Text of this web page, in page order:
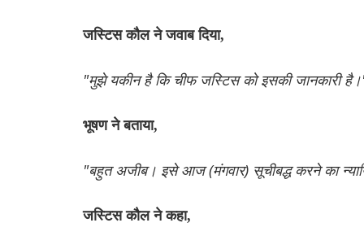
जस्टिस कौल ने जवाब दिया,
"मुझे यकीन है कि चीफ जस्टिस को इसकी जानकारी
भूषण ने बताया,
"बहुत अजीब। इसे आज (मंगवार) सूचीबद्ध करने का
जस्टिस कौल ने कहा,